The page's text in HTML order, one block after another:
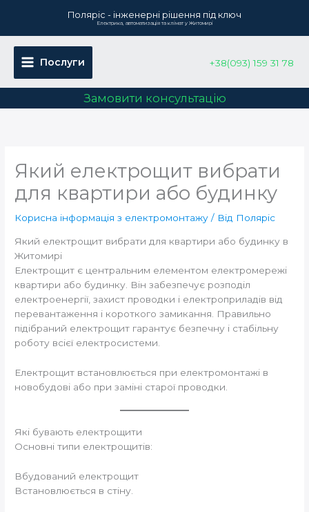
вмісту
Поляріс - інженерні рішення під ключ
Електрика, автоматизація та клімат у Житомирі
Послуги +38(093) 159 31 78
Замовити консультацію
Який електрощит вибрати
для квартири або будинку
Корисна інформація з електромонтажу / Від Поляріс
Який електрощит вибрати для квартири або будинку в
Житомирі
Електрощит є центральним елементом електромережі
квартири або будинку. Він забезпечує розподіл
електроенергії, захист проводки і електроприладів від
перевантаження і короткого замикання. Правильно
підібраний електрощит гарантує безпечну і стабільну
роботу всієї електросистеми.
Електрощит встановлюється при електромонтажі в
новобудові або при заміні старої проводки.
Які бувають електрощити
Основні типи електрощитів:
Вбудований електрощит
Встановлюється в стіну.